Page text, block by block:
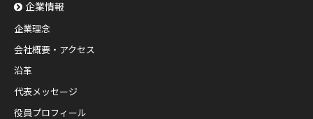
企業情報
企業理念
会社概要・アクセス
沿革
代表メッセージ
役員プロフィール